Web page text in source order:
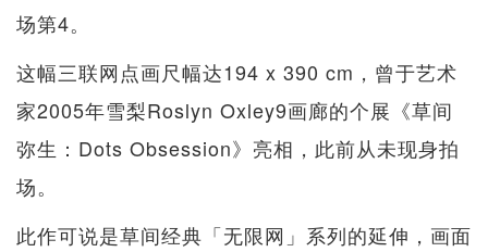
场第4。
这幅三联网点画尺幅达194 x 390 cm，曾于艺术
家2005年雪梨Roslyn Oxley9画廊的个展《草间
弥生：Dots Obsession》亮相，此前从未现身拍
场。
此作可说是草间经典「无限网」系列的延伸，画面